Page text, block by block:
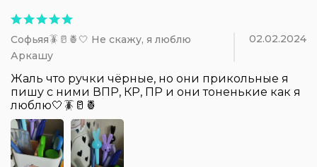
Софьяя🪳🥛🍍🤍 Не скажу, я люблю
Аркашу
02.02.2024
Жаль что ручки чёрные, но они прикольные я
пишу с ними ВПР, КР, ПР и они тоненькие как я
люблю🤍🪳🥛🍍